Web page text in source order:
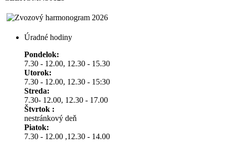
Úradné hodiny
Pondelok:
7.30 - 12.00, 12.30 - 15.30
Utorok:
7.30 - 12.00, 12.30 - 15:30
Streda:
7.30- 12.00, 12.30 - 17.00
Štvrtok :
nestránkový deň
Piatok:
7.30 - 12.00 ,12.30 - 14.00